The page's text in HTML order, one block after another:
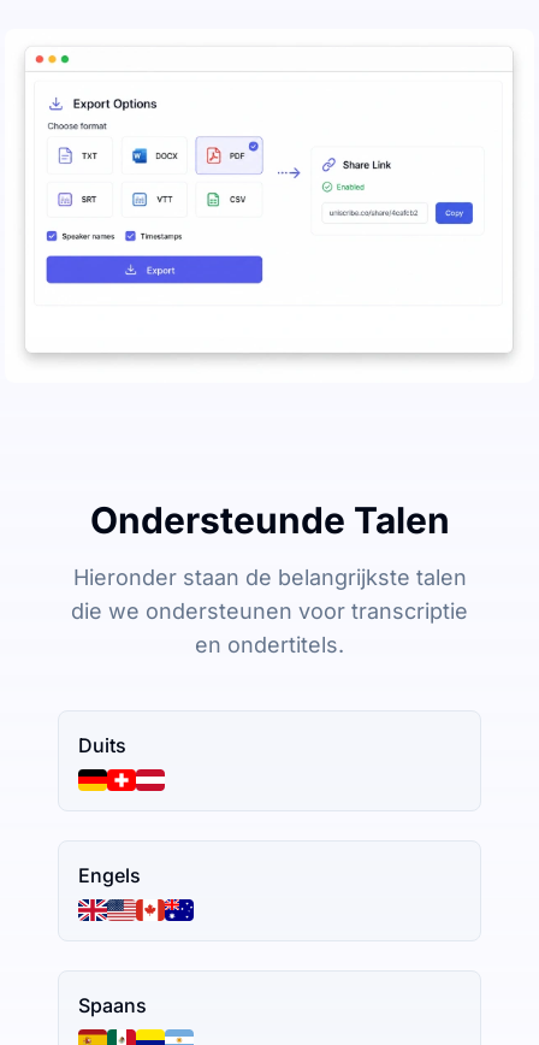
Ondersteunde Talen
Hieronder staan de belangrijkste talen
die we ondersteunen voor transcriptie
en ondertitels.
Duits
Engels
Spaans